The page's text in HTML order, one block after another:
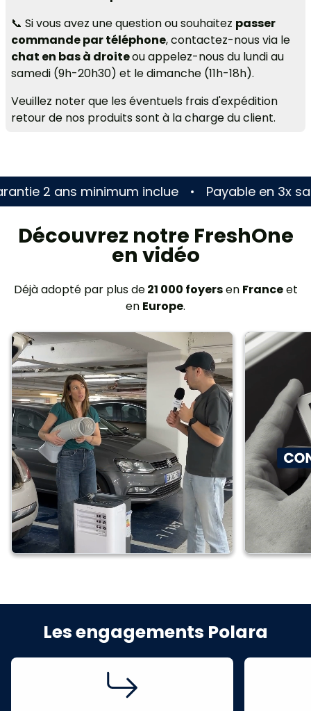
📞 Si vous avez une question ou souhaitez passer
commande par téléphone, contactez-nous via le
chat en bas à droiteou appelez-nous du lundi au
samedi (9h-20h30) et le dimanche (11h-18h).
Veuillez noter que les éventuels frais d'expédition
retour de nos produits sont à la charge du client.
ans minimum inclue Payable en 3x sans
Découvrez notre FreshOne
en vidéo
Déjà adopté par plus de21 000 foyersen Franceet
en Europe.
Les engagements Polara